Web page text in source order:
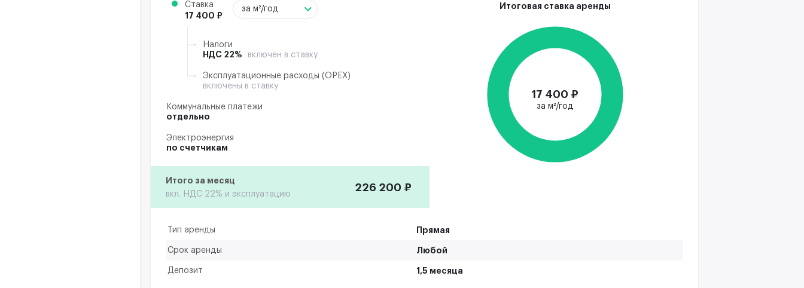
Ставка
17 400 ₽
за м²/год
Налоги
НДС 22%
включен в ставку
Эксплуатационные расходы (ОРЕХ)
включены в ставку
Коммунальные платежи
отдельно
Электроэнергия
по счетчикам
Итого за месяц
вкл. НДС 22% и эксплуатацию
226 200 ₽
Итоговая ставка аренды
17 400 ₽
за м²/год
Тип аренды Прямая
Срок аренды Любой
Депозит 1,5 месяца